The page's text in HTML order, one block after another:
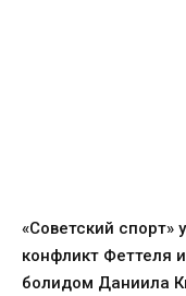
«Советский спорт»
конфликт Феттеля
болидом Даниила